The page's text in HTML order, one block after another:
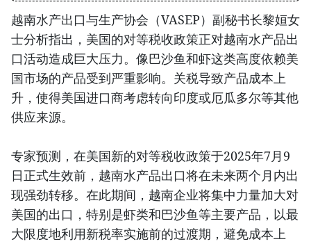
越南水产出口与生产协会（VASEP）副秘书长黎姮女
士分析指出，美国的对等税收政策正对越南水产品出
口活动造成巨大压力。像巴沙鱼和虾这类高度依赖美
国市场的产品受到严重影响。关税导致产品成本上
升，使得美国进口商考虑转向印度或厄瓜多尔等其他
供应来源。
专家预测，在美国新的对等税收政策于2025年7月9
日正式生效前，越南水产品出口将在未来两个月内出
现强劲转移。在此期间，越南企业将集中力量加大对
美国的出口，特别是虾类和巴沙鱼等主要产品，以最
大限度地利用新税率实施前的过渡期，避免成本上